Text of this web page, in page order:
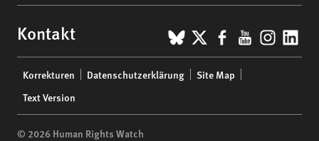
Kontakt BlueSky
X Facebook
YouTube
menu
Korrekturen Datenschutzerklärung
Site Map
Text Version
© 2026 Human Rights Watch